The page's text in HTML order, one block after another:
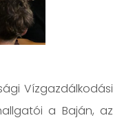
Vízgazdálkodási
a Baján, az